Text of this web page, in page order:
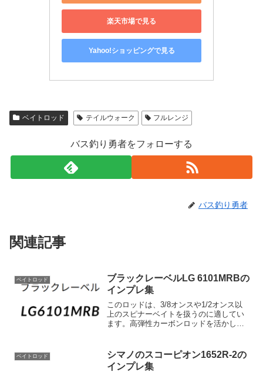
楽天市場で見る
Yahoo!ショッピングで見る
ベイトロッド テイルウォーク フルレンジ
バス釣り勇者をフォローする
バス釣り勇者
関連記事
ベイトロッド
ブラックレーベルLG 6101MRBの
インプレ集
このロッドは、3/8オンスや1/2オンス以
上のスピナーベイトを扱うのに適してい
ます。高弾性カーボンロッドを活かして
なスウィングでも入力を抑えることがで
きます。そのおかげ...
ベイトロッド
シマノのスコーピオン1652R-2の
インプレ集